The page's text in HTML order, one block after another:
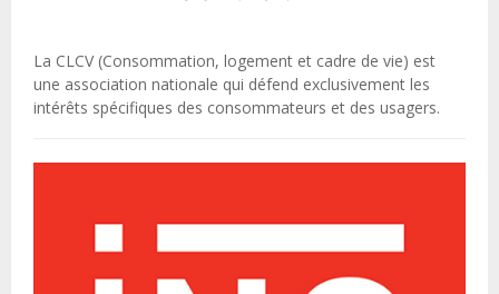
La CLCV (Consommation, logement et cadre de vie) est
une association nationale qui défend exclusivement les
intérêts spécifiques des consommateurs et des usagers.